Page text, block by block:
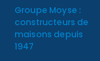
Groupe Moyse :
constructeurs de
maisons depuis
1947